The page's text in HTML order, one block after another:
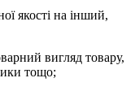
якості на інший,
вигляд товару,
тощо;